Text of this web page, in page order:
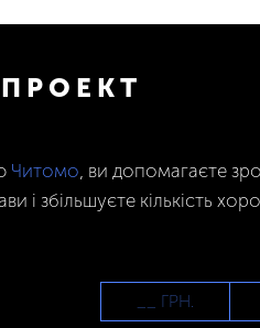
Читомо , ви допомагаєте
і збільшуєте кількість